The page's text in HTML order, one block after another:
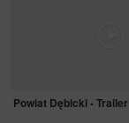
Powiat Dębicki - Trailer